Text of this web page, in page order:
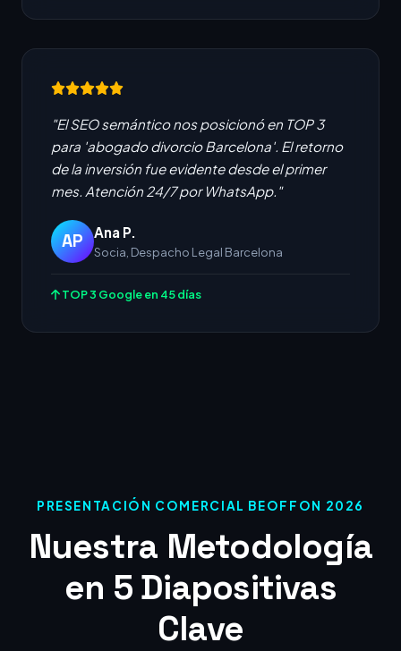
"El SEO semántico nos posicionó en TOP 3
para 'abogado divorcio Barcelona'. El retorno
de la inversión fue evidente desde el primer
mes. Atención 24/7 por WhatsApp."
AP Ana P.
Socia, Despacho Legal Barcelona
TOP 3 Google en 45 días
PRESENTACIÓN COMERCIAL BEOFFON 2026
Nuestra Metodología
en 5 Diapositivas
Clave